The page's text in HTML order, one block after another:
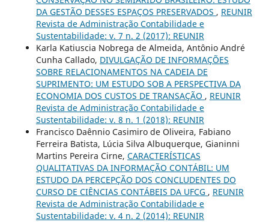
DA GESTÃO DESSES ESPAÇOS PRESERVADOS , REUNIR
Revista de Administração Contabilidade e
Sustentabilidade: v. 7 n. 2 (2017): REUNIR
Karla Katiuscia Nobrega de Almeida, Antônio André
Cunha Callado, DIVULGAÇÃO DE INFORMAÇÕES
SOBRE RELACIONAMENTOS NA CADEIA DE
SUPRIMENTO: UM ESTUDO SOB A PERSPECTIVA DA
ECONOMIA DOS CUSTOS DE TRANSAÇÃO , REUNIR
Revista de Administração Contabilidade e
Sustentabilidade: v. 8 n. 1 (2018): REUNIR
Francisco Daênnio Casimiro de Oliveira, Fabiano
Ferreira Batista, Lúcia Silva Albuquerque, Gianinni
Martins Pereira Cirne, CARACTERÍSTICAS
QUALITATIVAS DA INFORMAÇÃO CONTÁBIL: UM
ESTUDO DA PERCEPÇÃO DOS CONCLUDENTES DO
CURSO DE CIÊNCIAS CONTÁBEIS DA UFCG , REUNIR
Revista de Administração Contabilidade e
Sustentabilidade: v. 4 n. 2 (2014): REUNIR